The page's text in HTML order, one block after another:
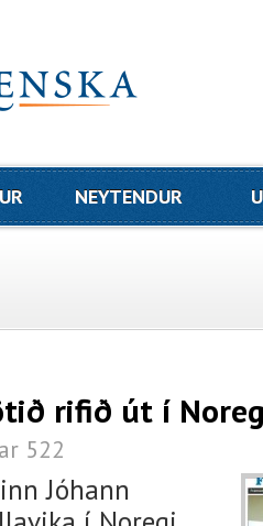
rifið út í
522
Jóhann
NEYTENDUR